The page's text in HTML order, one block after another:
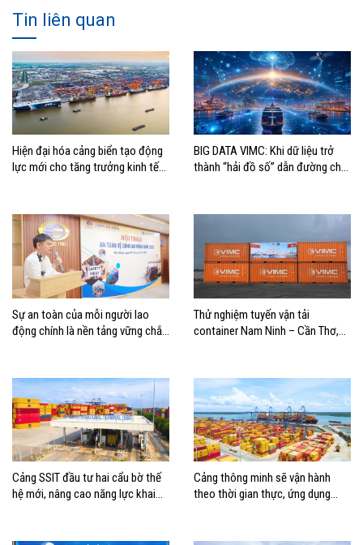
Tin liên quan
Hiện đại hóa cảng biển tạo động
lực mới cho tăng trưởng kinh tế
BIG DATA VIMC: Khi dữ liệu trở
thành “hải đồ số” dẫn đường cho
Sự an toàn của mỗi người lao
động chính là nền tảng vững chắc
Thử nghiệm tuyến vận tải
container Nam Ninh – Cần Thơ,
Cảng SSIT đầu tư hai cẩu bờ thế
hệ mới, nâng cao năng lực khai
Cảng thông minh sẽ vận hành
theo thời gian thực, ứng dụng